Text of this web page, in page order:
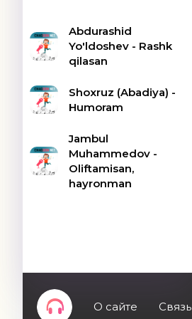
Abdurashid
Yo'ldoshev - Rashk
qilasan
Shoxruz (Abadiya) -
Humoram
Jambul
Muhammedov -
Oliftamisan,
hayronman
О сайте Связь